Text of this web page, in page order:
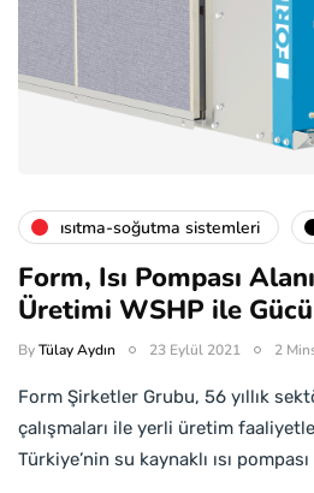
isıtma-soğutma sistemleri
Form, Isı Pompası
Üretimi WSHP ile
ByTülay Aydın 23 Eylül 2021 2
Form Şirketler Grubu, 56 yıllık
çalışmaları ile yerli üretim
Türkiye’nin su kaynaklı ısı